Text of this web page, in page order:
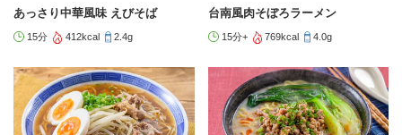
あっさり中華風味 えびそば
15分 412kcal 2.4g
台南風肉そぼろラーメン
15分+ 769kcal 4.0g